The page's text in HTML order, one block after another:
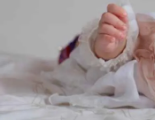
R
S
U
V